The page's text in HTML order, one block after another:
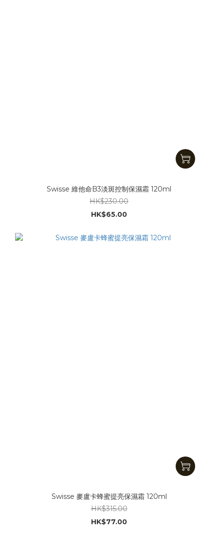
Swisse 維他命B3淡斑控制保濕霜 120ml
HK$230.00
HK$65.00
Swisse 麥盧卡蜂蜜提亮保濕霜 120ml
HK$315.00
HK$77.00